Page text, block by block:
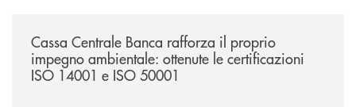
Cassa Centrale Banca rafforza il proprio
impegno ambientale: ottenute le certificazioni
ISO 14001 e ISO 50001